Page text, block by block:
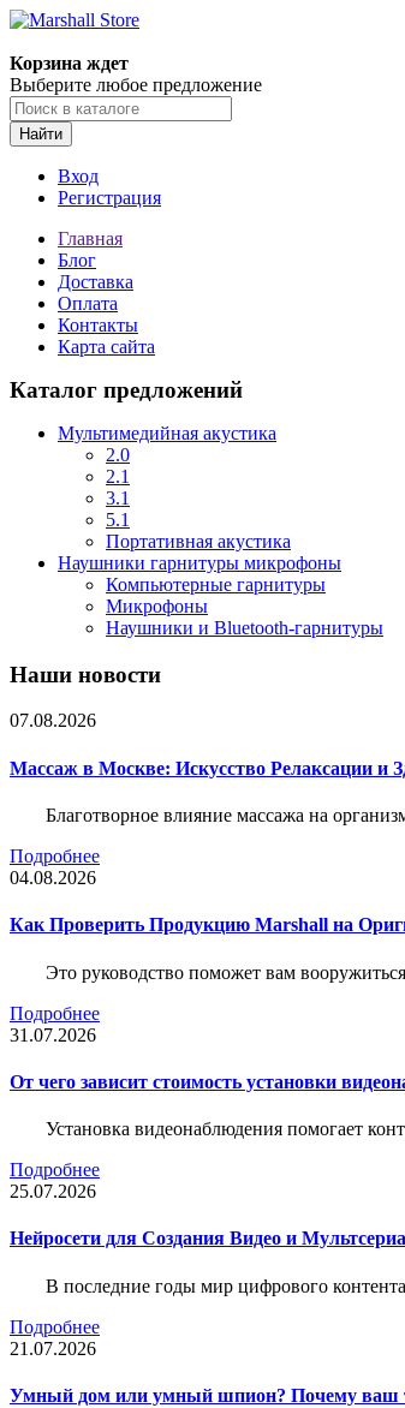
Корзина ждет
Выберите любое предложение
Найти
Вход
Регистрация
Главная
Блог
Доставка
Оплата
Контакты
Карта сайта
Каталог предложений
Мультимедийная акустика
2.0
2.1
3.1
5.1
Портативная акустика
Наушники гарнитуры микрофоны
Компьютерные гарнитуры
Микрофоны
Наушники и Bluetooth-гарнитуры
Наши новости
07.08.2026
Массаж в Москве: Искусство Релаксации и
Благотворное влияние массажа на
Подробнее
04.08.2026
Как Проверить Продукцию Marshall на
Это руководство поможет вам
Подробнее
31.07.2026
От чего зависит стоимость установки
Установка видеонаблюдения помогает
Подробнее
25.07.2026
Нейросети для Создания Видео и
В последние годы мир цифрового
Подробнее
21.07.2026
Умный дом или умный шпион? Почему ваш